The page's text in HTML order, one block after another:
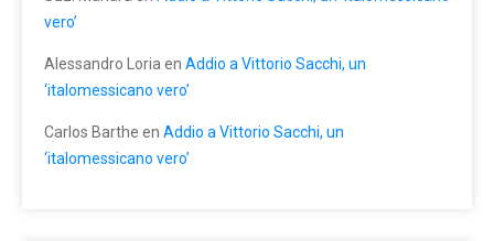
vero’
Alessandro Loria en Addio a Vittorio Sacchi, un
‘italomessicano vero’
Carlos Barthe en Addio a Vittorio Sacchi, un
‘italomessicano vero’